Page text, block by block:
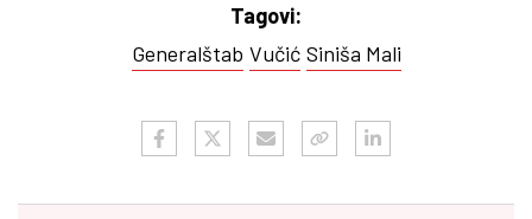
Tagovi:
Generalštab Vučić Siniša Mali